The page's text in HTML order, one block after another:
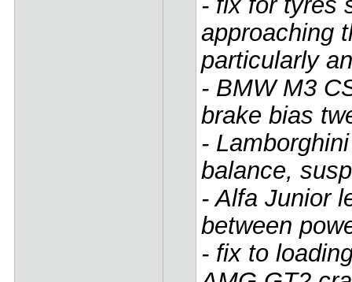
approaching
particularly
- BMW M3
brake bias
-
balance,
- Alfa Junior
between
- fix to